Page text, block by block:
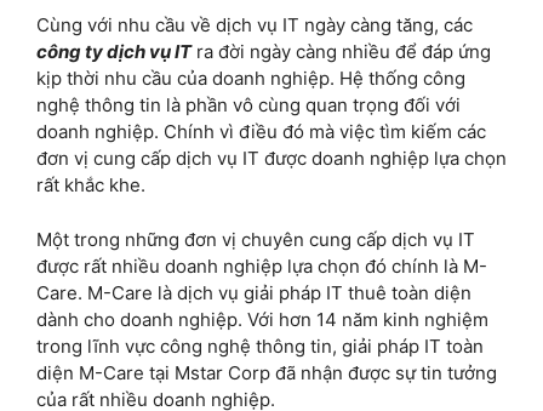
Cùng với nhu cầu về dịch vụ IT ngày càng tăng, các
công ty dịch vụ ITra đời ngày càng nhiều để đáp ứng
kịp thời nhu cầu của doanh nghiệp. Hệ thống công
nghệ thông tin là phần vô cùng quan trọng đối với
doanh nghiệp. Chính vì điều đó mà việc tìm kiếm các
đơn vị cung cấp dịch vụ IT được doanh nghiệp lựa chọn
rất khắc khe.
Một trong những đơn vị chuyên cung cấp dịch vụ IT
được rất nhiều doanh nghiệp lựa chọn đó chính là M-
Care. M-Care là dịch vụ giải pháp IT thuê toàn diện
dành cho doanh nghiệp. Với hơn 14 năm kinh nghiệm
trong lĩnh vực công nghệ thông tin, giải pháp IT toàn
diện M-Care tại Mstar Corp đã nhận được sự tin tưởng
của rất nhiều doanh nghiệp.